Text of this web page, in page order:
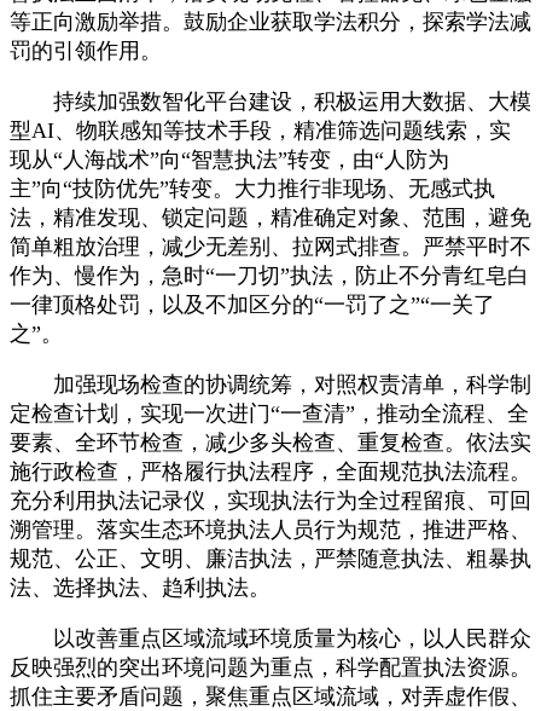
等正向激励举措。鼓励企业获取学法积分，探索学法减
罚的引领作用。
持续加强数智化平台建设，积极运用大数据、大模
型AI、物联感知等技术手段，精准筛选问题线索，实
现从“人海战术”向“智慧执法”转变，由“人防为
主”向“技防优先”转变。大力推行非现场、无感式执
法，精准发现、锁定问题，精准确定对象、范围，避免
简单粗放治理，减少无差别、拉网式排查。严禁平时不
作为、慢作为，急时“一刀切”执法，防止不分青红皂白
一律顶格处罚，以及不加区分的“一罚了之”“一关了
之”。
加强现场检查的协调统筹，对照权责清单，科学制
定检查计划，实现一次进门“一查清”，推动全流程、全
要素、全环节检查，减少多头检查、重复检查。依法实
施行政检查，严格履行执法程序，全面规范执法流程。
充分利用执法记录仪，实现执法行为全过程留痕、可回
溯管理。落实生态环境执法人员行为规范，推进严格、
规范、公正、文明、廉洁执法，严禁随意执法、粗暴执
法、选择执法、趋利执法。
以改善重点区域流域环境质量为核心，以人民群众
反映强烈的突出环境问题为重点，科学配置执法资源。
抓住主要矛盾问题，聚焦重点区域流域，对弄虚作假、